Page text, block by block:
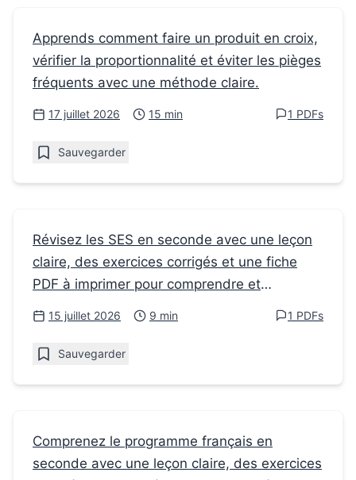
Fiches de révision
Comment faire un produit en croix sans se
tromper
Apprends comment faire un produit en croix,
vérifier la proportionnalité et éviter les pièges
fréquents avec une méthode claire.
17 juillet 2026 15 min 1 PDFs
Sauvegarder
Fiches de révision
Les sciences économiques et sociales en
Seconde : cours et repères
Révisez les SES en seconde avec une leçon
claire, des exercices corrigés et une fiche
PDF à imprimer pour comprendre et
s’entraîner.
15 juillet 2026 9 min 1 PDFs
Sauvegarder
Fiches de révision
Comment comprendre le programme
Comprenez le programme français en
seconde avec une leçon claire, des exercices